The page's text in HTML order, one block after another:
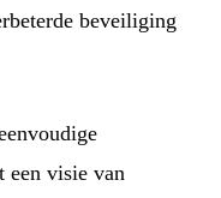
beveiliging
een visie van